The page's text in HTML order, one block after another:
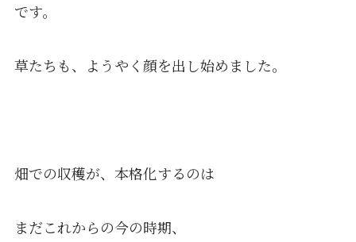
です。
草たちも、ようやく顔を出し始めました。
畑での収穫が、本格化するのは
まだこれからの今の時期、